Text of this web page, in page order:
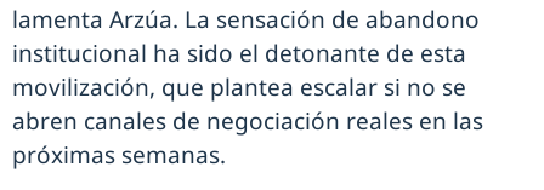
lamenta Arzúa. La sensación de abandono
institucional ha sido el detonante de esta
movilización, que plantea escalar si no se
abren canales de negociación reales en las
próximas semanas.